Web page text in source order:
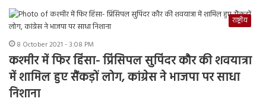
राष्ट्रीय
8 October 2021 - 3:08 PM
कश्मीर में फिर हिंसा- प्रिंसिपल सुपिंदर कौर की शवयात्रा
में शामिल हुए सैंकड़ों लोग, कांग्रेस ने भाजपा पर साधा
निशाना